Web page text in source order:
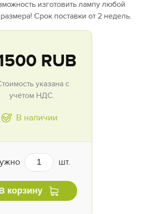
изготовить лампу любой
Срок поставки от 2 недель.
RUB
указана с
учётом НДС.
В наличии
шт.
корзину